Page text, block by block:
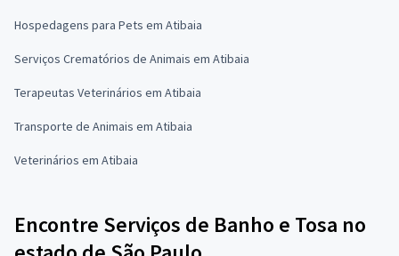
Hospedagens para Pets em Atibaia
Serviços Crematórios de Animais em Atibaia
Terapeutas Veterinários em Atibaia
Transporte de Animais em Atibaia
Veterinários em Atibaia
Encontre Serviços de Banho e Tosa no